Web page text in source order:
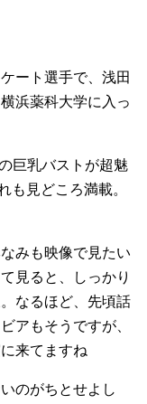
ート選手で、浅田
浜薬科大学に入っ
巨乳バストが超魅
も見どころ満載。
みも映像で見たい
見ると、しっかり
なるほど、先頃話
アもそうですが、
来てますね
のがちとせよし